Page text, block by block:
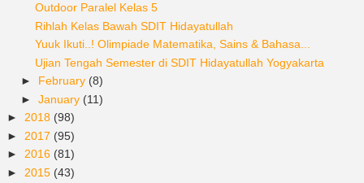
Outdoor Paralel Kelas 5
Rihlah Kelas Bawah SDIT Hidayatullah
Yuuk Ikuti..! Olimpiade Matematika, Sains & Bahasa...
Ujian Tengah Semester di SDIT Hidayatullah Yogyakarta
► February (8)
► January (11)
► 2018 (98)
► 2017 (95)
► 2016 (81)
► 2015 (43)